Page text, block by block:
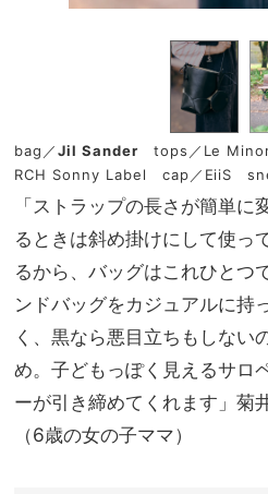
bag／Jil Sander tops／Le
RCH Sonny Label cap／EiiS
「ストラップの長さが簡単に
るときは斜め掛けにして使っ
るから、バッグはこれひとつ
ンドバッグをカジュアルに持
く、黒なら悪目立ちもしない
め。子どもっぽく見えるサロ
ーが引き締めてくれます」菊
（6歳の女の子ママ）